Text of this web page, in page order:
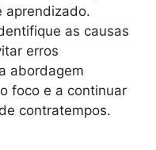
aprendizado.
as causas
erros
abordagem
foco e a continuar
contratempos.